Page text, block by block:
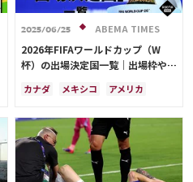
2025/06/25 ABEMA TIMES
2026年FIFAワールドカップ（W
杯）の出場決定国一覧｜出場枠や大
カナダ メキシコ
アメリカ
ブラジル
アルゼンチン
エクアドル
オーストラリア
日本代表